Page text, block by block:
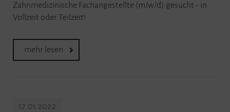
Zahnmedizinische Fachangestellte (m/w/d) gesucht - in
Vollzeit oder Teilzeit!
mehr lesen
17.01.2022